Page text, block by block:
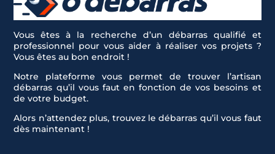
Vous êtes à la recherche d’un débarras qualifié et
professionnel pour vous aider à réaliser vos projets ?
Vous êtes au bon endroit !
Notre plateforme vous permet de trouver l’artisan
débarras qu’il vous faut en fonction de vos besoins et
de votre budget.
Alors n’attendez plus, trouvez le débarras qu’il vous faut
dès maintenant !